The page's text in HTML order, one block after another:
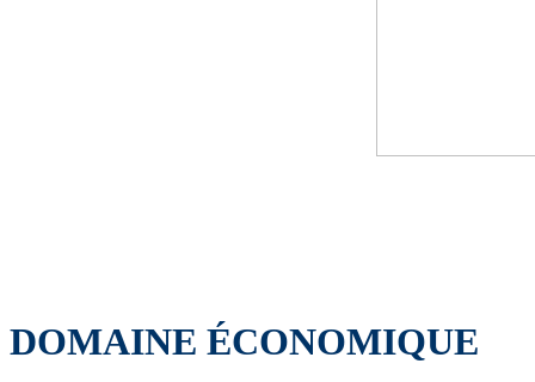
DOMAINE ÉCONOMIQUE